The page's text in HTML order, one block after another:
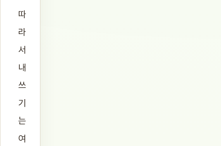
따
라
서
내
쓰
기
는
여